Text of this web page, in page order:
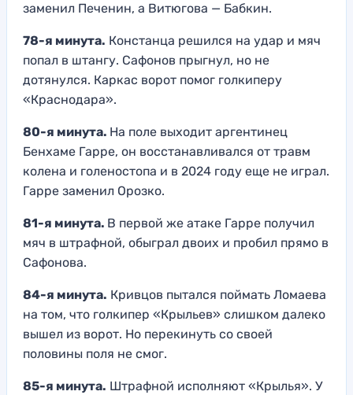
заменил Печенин, а Витюгова — Бабкин.
78-я минута. Констанца решился на удар и мяч
попал в штангу. Сафонов прыгнул, но не
дотянулся. Каркас ворот помог голкиперу
«Краснодара».
80-я минута. На поле выходит аргентинец
Бенхаме Гарре, он восстанавливался от травм
колена и голеностопа и в 2024 году еще не играл.
Гарре заменил Орозко.
81-я минута. В первой же атаке Гарре получил
мяч в штрафной, обыграл двоих и пробил прямо в
Сафонова.
84-я минута. Кривцов пытался поймать Ломаева
на том, что голкипер «Крыльев» слишком далеко
вышел из ворот. Но перекинуть со своей
половины поля не смог.
85-я минута. Штрафной исполняют «Крылья». У